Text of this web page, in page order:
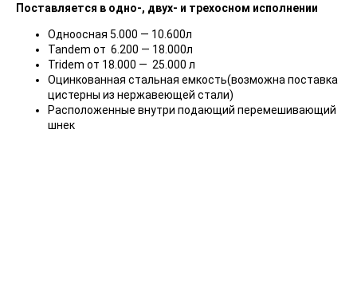
Поставляется в одно-, двух- и трехосном исполнении
Одноосная 5.000 — 10.600л
Tandem от 6.200 — 18.000л
Tridem от 18.000 — 25.000 л
Оцинкованная стальная емкость(возможна поставка
цистерны из нержавеющей стали)
Расположенные внутри подающий перемешивающий
шнек